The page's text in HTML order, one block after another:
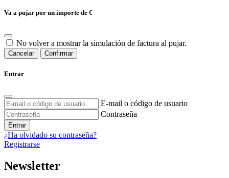
Va a pujar por un importe de €
No volver a mostrar la simulación de factura al pujar.
Cancelar Confirmar
Entrar
E-mail o código de usuario
Contraseña
Entrar
¿Ha olvidado su contraseña?
Registrarse
Newsletter